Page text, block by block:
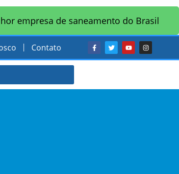
empresa de saneamento do Brasil
Contato